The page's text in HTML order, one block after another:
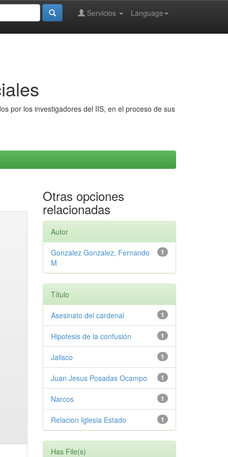
Language
Servicios
por los investigadores del IIS, en el proceso de sus
Otras opciones
relacionadas
Autor
1
Gonzalez Gonzalez, Fernando
M
Título
1
Asesinato del cardenal
1
Hipotesis de la confusión
1
Jalisco
1
Juan Jesus Posadas Ocampo
1
Narcos
1
Relacion Iglesia Estado
Has File(s)